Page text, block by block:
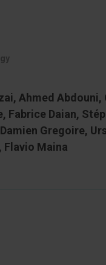
Ahmed Abdouni,
Fabrice Daian,
Gregoire,
Flavio Maina